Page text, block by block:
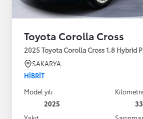
Toyota Corolla Cross
2025 Toyota Corolla Cross 1.8 Hybrid
SAKARYA
HIBRIT
Model yılı
2025